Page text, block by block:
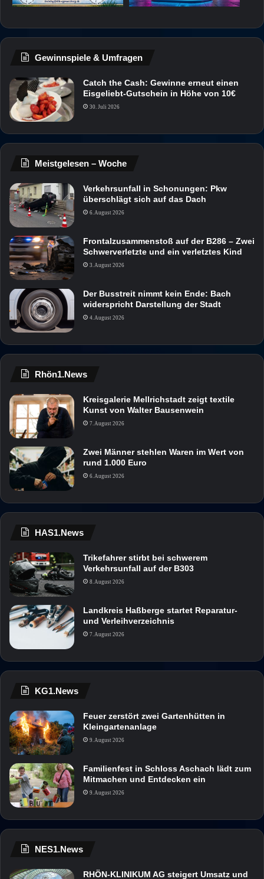
Gewinnspiele & Umfragen
Catch the Cash: Gewinne erneut einen
Eisgeliebt-Gutschein in Höhe von 10€
30. Juli 2026
Meistgelesen – Woche
Verkehrsunfall in Schonungen: Pkw
überschlägt sich auf das Dach
6. August 2026
Frontalzusammenstoß auf der B286 – Zwei
Schwerverletzte und ein verletztes Kind
3. August 2026
Der Busstreit nimmt kein Ende: Bach
widerspricht Darstellung der Stadt
4. August 2026
Rhön1.News
Kreisgalerie Mellrichstadt zeigt textile
Kunst von Walter Bausenwein
7. August 2026
Zwei Männer stehlen Waren im Wert von
rund 1.000 Euro
6. August 2026
HAS1.News
Trikefahrer stirbt bei schwerem
Verkehrsunfall auf der B303
8. August 2026
Landkreis Haßberge startet Reparatur-
und Verleihverzeichnis
7. August 2026
KG1.News
Feuer zerstört zwei Gartenhütten in
Kleingartenanlage
9. August 2026
Familienfest in Schloss Aschach lädt zum
Mitmachen und Entdecken ein
9. August 2026
NES1.News
RHÖN-KLINIKUM AG steigert Umsatz und